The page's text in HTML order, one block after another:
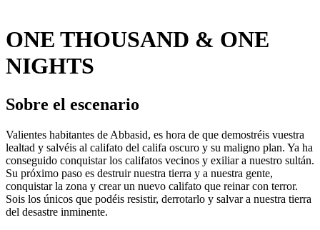
ONE THOUSAND & ONE
NIGHTS
Sobre el escenario
Valientes habitantes de Abbasid, es hora de que demostréis vuestra
lealtad y salvéis al califato del califa oscuro y su maligno plan. Ya ha
conseguido conquistar los califatos vecinos y exiliar a nuestro sultán.
Su próximo paso es destruir nuestra tierra y a nuestra gente,
conquistar la zona y crear un nuevo califato que reinar con terror.
Sois los únicos que podéis resistir, derrotarlo y salvar a nuestra tierra
del desastre inminente.